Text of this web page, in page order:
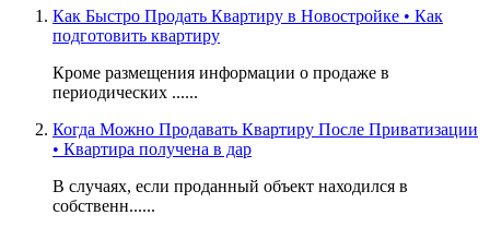
Как Быстро Продать Квартиру в Новостройке • Как
подготовить квартиру
Кроме размещения информации о продаже в
периодических ......
Когда Можно Продавать Квартиру После Приватизации
• Квартира получена в дар
В случаях, если проданный объект находился в
собственн......